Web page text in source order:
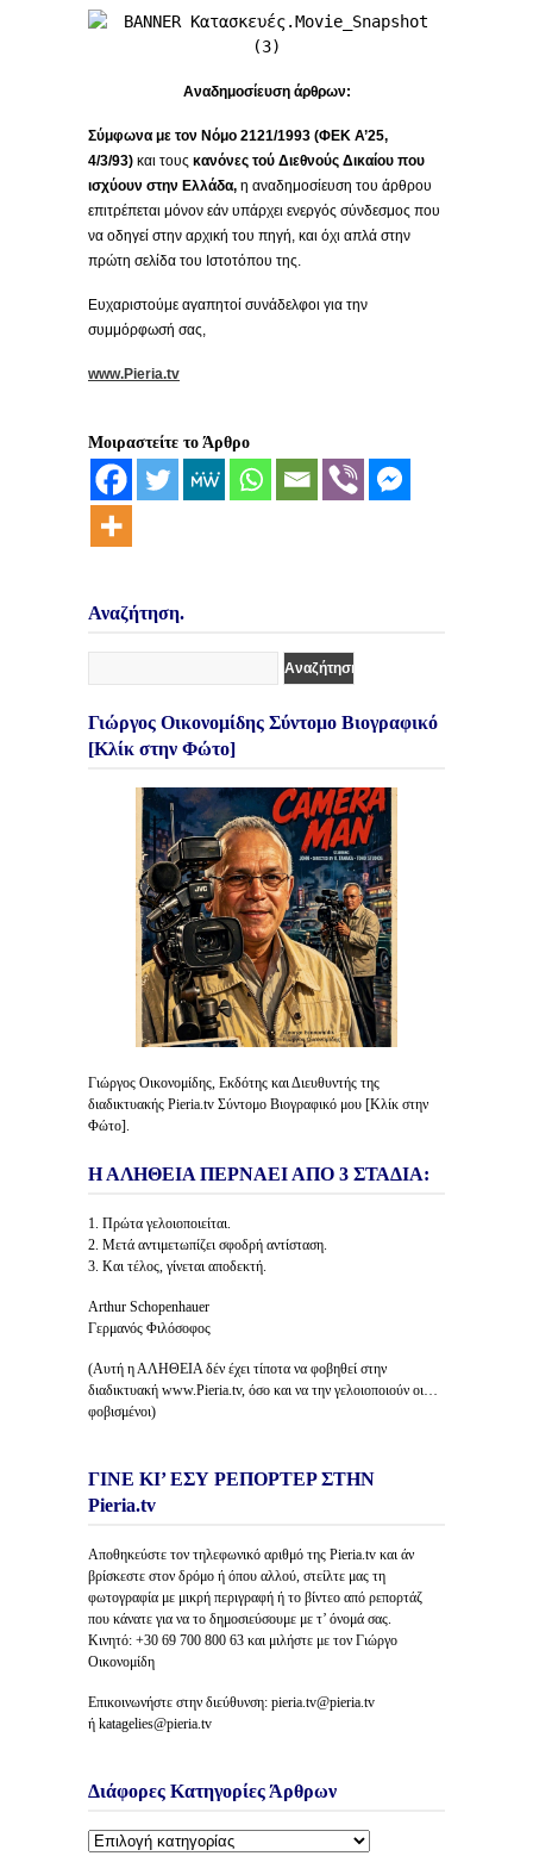
Αναδημοσίευση άρθρων:
Σύμφωνα με τον Νόμο 2121/1993 (ΦΕΚ Α’25,
4/3/93) και τους κανόνες τού Διεθνούς Δικαίου που
ισχύουν στην Ελλάδα, η αναδημοσίευση του άρθρου
επιτρέπεται μόνον εάν υπάρχει ενεργός σύνδεσμος που
να οδηγεί στην αρχική του πηγή, και όχι απλά στην
πρώτη σελίδα του Ιστοτόπου της.
Ευχαριστούμε αγαπητοί συνάδελφοι για την
συμμόρφωσή σας,
www.Pieria.tv
Μοιραστείτε το Άρθρο
Αναζήτηση.
Γιώργος Οικονομίδης Σύντομο Βιογραφικό
[Κλίκ στην Φώτο]
Γιώργος Οικονομίδης, Εκδότης και Διευθυντής της
διαδικτυακής Pieria.tv Σύντομο Βιογραφικό μου [Κλίκ στην
Φώτο].
Η ΑΛΗΘΕΙΑ ΠΕΡΝΑΕΙ ΑΠΟ 3 ΣΤΑΔΙΑ:
1. Πρώτα γελοιοποιείται.
2. Μετά αντιμετωπίζει σφοδρή αντίσταση.
3. Και τέλος, γίνεται αποδεκτή.
Arthur Schopenhauer
Γερμανός Φιλόσοφος
(Αυτή η ΑΛΗΘΕΙΑ δέν έχει τίποτα να φοβηθεί στην
διαδικτυακή www.Pieria.tv, όσο και να την γελοιοποιούν οι…
φοβισμένοι)
ΓΙΝΕ ΚΙ’ ΕΣΥ ΡΕΠΟΡΤΕΡ ΣΤΗΝ
Pieria.tv
Αποθηκεύστε τον τηλεφωνικό αριθμό της Pieria.tv και άν
βρίσκεστε στον δρόμο ή όπου αλλού, στείλτε μας τη
φωτογραφία με μικρή περιγραφή ή το βίντεο από ρεπορτάζ
που κάνατε για να το δημοσιεύσουμε με τ’ όνομά σας.
Κινητό: +30 69 700 800 63 και μιλήστε με τον Γιώργο
Οικονομίδη
Επικοινωνήστε στην διεύθυνση: pieria.tv@pieria.tv
ή katagelies@pieria.tv
Διάφορες Κατηγορίες Άρθρων
Διάφορες